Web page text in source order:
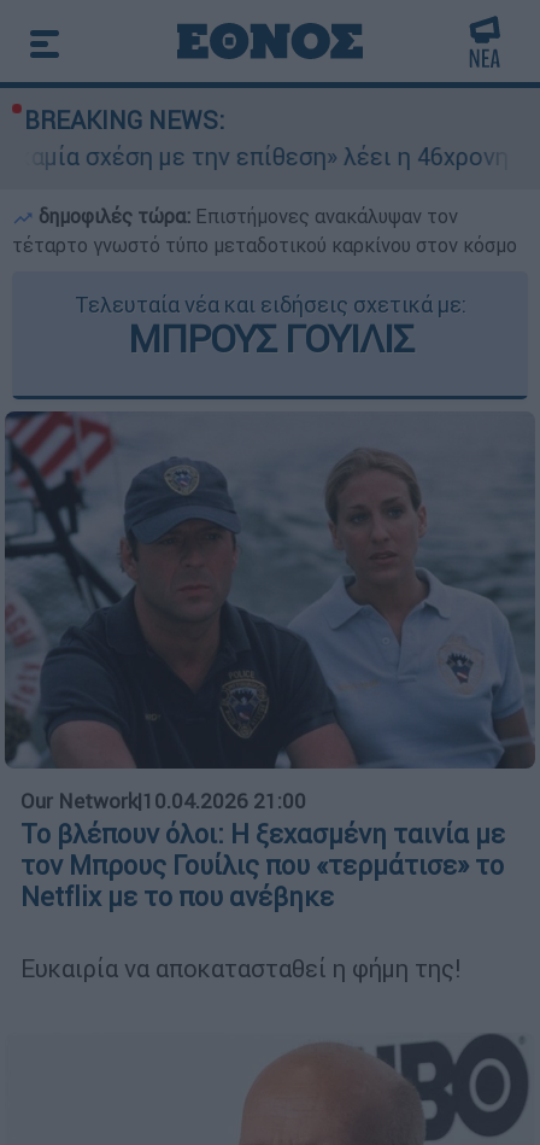
BREAKING NEWS:
με την επίθεση» λέει η 46χρονη - Τι
δημοφιλές τώρα: Επιστήμονες ανακάλυψαν τον
τέταρτο γνωστό τύπο μεταδοτικού καρκίνου στον κόσμο
Τελευταία νέα και ειδήσεις σχετικά με:
ΜΠΡΟΥΣ ΓΟΥΙΛΙΣ
Our Network|10.04.2026 21:00
Το βλέπουν όλοι: Η ξεχασμένη ταινία με
τον Μπρους Γουίλις που «τερμάτισε» το
Netflix με το που ανέβηκε
Ευκαιρία να αποκατασταθεί η φήμη της!